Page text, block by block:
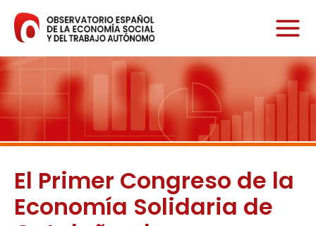
contenido
El Primer Congreso de la
Economía Solidaria de